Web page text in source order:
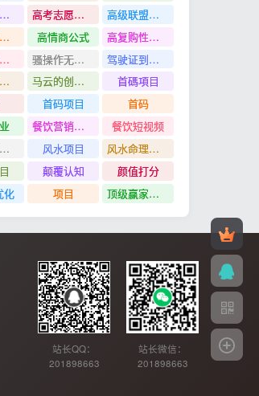
高质量的问答和知识分享
高考志愿填报
高级联盟营销教程
高情商沟通管理课
高情商公式
高复购性行业
高价文玩众筹分红项目
骚操作无脑裂变
驾驶证到期换证
马大个短视频投放课
马云的创业故事
首碼項目
首码项目
首码
餐饮营销管理特训班
餐饮短视频
餐饮人如何用团购给门店拓客
风水项目
风水命理项目
颠覆认知
颜值打分
化
项目 顶级赢家思维
站长QQ：
201898663
站长微信：
201898663